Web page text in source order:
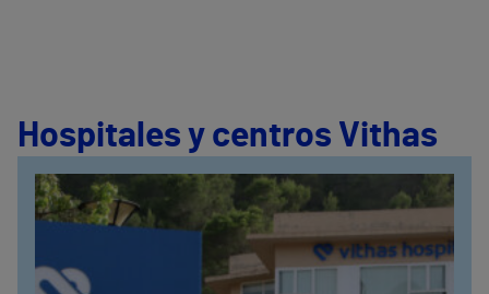
Hospitales y centros Vithas